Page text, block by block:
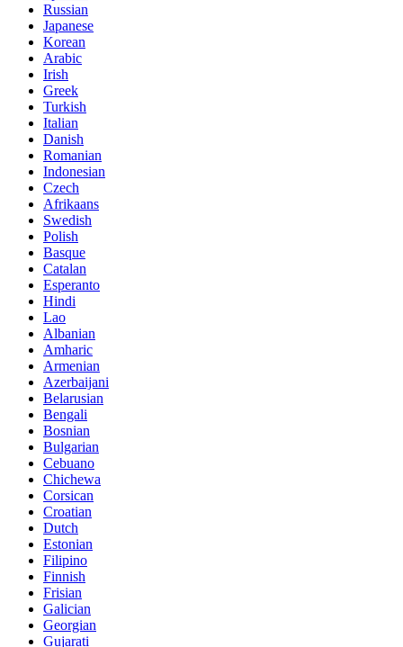
Russian
Japanese
Korean
Arabic
Irish
Greek
Turkish
Italian
Danish
Romanian
Indonesian
Czech
Afrikaans
Swedish
Polish
Basque
Catalan
Esperanto
Hindi
Lao
Albanian
Amharic
Armenian
Azerbaijani
Belarusian
Bengali
Bosnian
Bulgarian
Cebuano
Chichewa
Corsican
Croatian
Dutch
Estonian
Filipino
Finnish
Frisian
Galician
Georgian
Gujarati